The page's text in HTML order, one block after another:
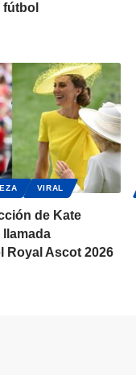
fútbol
VIRAL
de Kate
llamada
Royal Ascot 2026